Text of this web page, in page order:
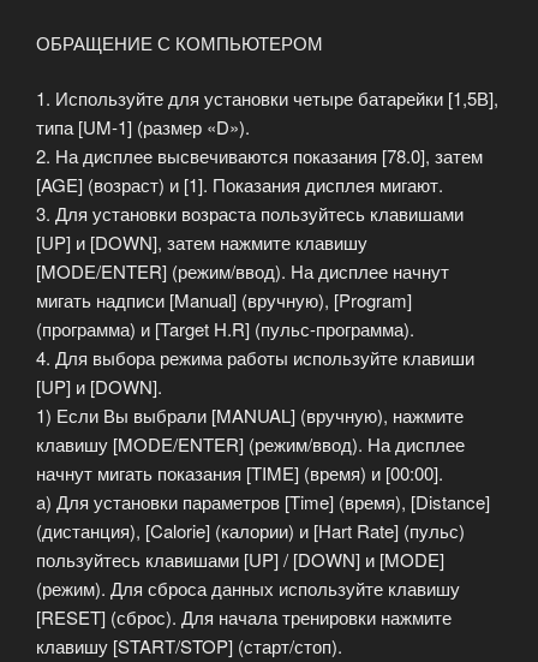
ОБРАЩЕНИЕ С КОМПЬЮТЕРОМ
1. Используйте для установки четыре батарейки [1,5В],
типа [UM-1] (размер «D»).
2. На дисплее высвечиваются показания [78.0], затем
[AGE] (возраст) и [1]. Показания дисплея мигают.
3. Для установки возраста пользуйтесь клавишами
[UP] и [DOWN], затем нажмите клавишу
[MODE/ENTER] (режим/ввод). На дисплее начнут
мигать надписи [Manual] (вручную), [Program]
(программа) и [Target H.R] (пульс-программа).
4. Для выбора режима работы используйте клавиши
[UP] и [DOWN].
1) Если Вы выбрали [MANUAL] (вручную), нажмите
клавишу [MODE/ENTER] (режим/ввод). На дисплее
начнут мигать показания [TIME] (время) и [00:00].
a) Для установки параметров [Time] (время), [Distance]
(дистанция), [Calorie] (калории) и [Hart Rate] (пульс)
пользуйтесь клавишами [UP] / [DOWN] и [MODE]
(режим). Для сброса данных используйте клавишу
[RESET] (сброс). Для начала тренировки нажмите
клавишу [START/STOP] (старт/стоп).